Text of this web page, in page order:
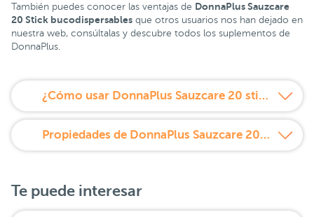
También puedes conocer las ventajas de DonnaPlus Sauzcare
20 Stick bucodispersables que otros usuarios nos han dejado en
nuestra web, consúltalas y descubre todos los suplementos de
DonnaPlus.
¿Cómo usar DonnaPlus Sauzcare 20 stick bucodispersables?
Propiedades de DonnaPlus Sauzcare 20 stick bucodispersables
Te puede interesar